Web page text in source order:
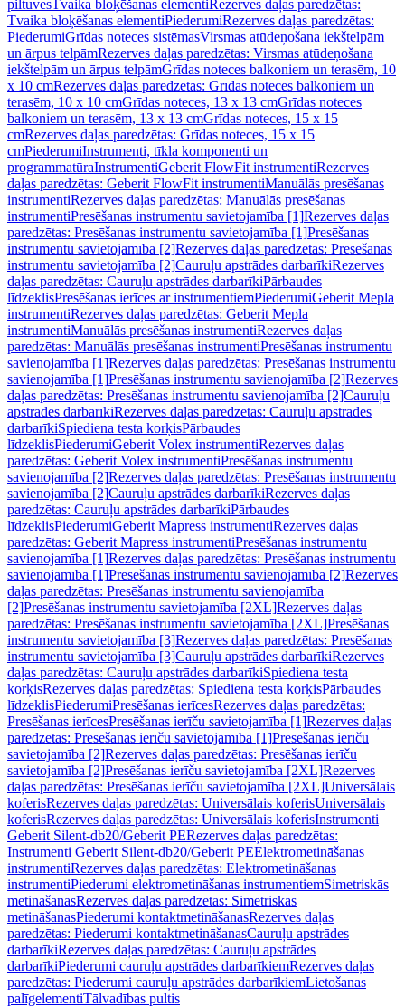
piltuvesTvaika bloķēšanas elementiRezerves daļas paredzētas:
Tvaika bloķēšanas elementiPiederumiRezerves daļas paredzētas:
PiederumiGrīdas noteces sistēmasVirsmas atūdeņošana iekštelpām
un ārpus telpāmRezerves daļas paredzētas: Virsmas atūdeņošana
iekštelpām un ārpus telpāmGrīdas noteces balkoniem un terasēm, 10
x 10 cmRezerves daļas paredzētas: Grīdas noteces balkoniem un
terasēm, 10 x 10 cmGrīdas noteces, 13 x 13 cmGrīdas noteces
balkoniem un terasēm, 13 x 13 cmGrīdas noteces, 15 x 15
cmRezerves daļas paredzētas: Grīdas noteces, 15 x 15
cmPiederumiInstrumenti, tīkla komponenti un
programmatūraInstrumentiGeberit FlowFit instrumentiRezerves
daļas paredzētas: Geberit FlowFit instrumentiManuālās presēšanas
instrumentiRezerves daļas paredzētas: Manuālās presēšanas
instrumentiPresēšanas instrumentu savietojamība [1]Rezerves daļas
paredzētas: Presēšanas instrumentu savietojamība [1]Presēšanas
instrumentu savietojamība [2]Rezerves daļas paredzētas: Presēšanas
instrumentu savietojamība [2]Cauruļu apstrādes darbarīkiRezerves
daļas paredzētas: Cauruļu apstrādes darbarīkiPārbaudes
līdzeklisPresēšanas ierīces ar instrumentiemPiederumiGeberit Mepla
instrumentiRezerves daļas paredzētas: Geberit Mepla
instrumentiManuālās presēšanas instrumentiRezerves daļas
paredzētas: Manuālās presēšanas instrumentiPresēšanas instrumentu
savienojamība [1]Rezerves daļas paredzētas: Presēšanas instrumentu
savienojamība [1]Presēšanas instrumentu savienojamība [2]Rezerves
daļas paredzētas: Presēšanas instrumentu savienojamība [2]Cauruļu
apstrādes darbarīkiRezerves daļas paredzētas: Cauruļu apstrādes
darbarīkiSpiediena testa korķisPārbaudes
līdzeklisPiederumiGeberit Volex instrumentiRezerves daļas
paredzētas: Geberit Volex instrumentiPresēšanas instrumentu
savienojamība [2]Rezerves daļas paredzētas: Presēšanas instrumentu
savienojamība [2]Cauruļu apstrādes darbarīkiRezerves daļas
paredzētas: Cauruļu apstrādes darbarīkiPārbaudes
līdzeklisPiederumiGeberit Mapress instrumentiRezerves daļas
paredzētas: Geberit Mapress instrumentiPresēšanas instrumentu
savienojamība [1]Rezerves daļas paredzētas: Presēšanas instrumentu
savienojamība [1]Presēšanas instrumentu savienojamība [2]Rezerves
daļas paredzētas: Presēšanas instrumentu savienojamība
[2]Presēšanas instrumentu savietojamība [2XL]Rezerves daļas
paredzētas: Presēšanas instrumentu savietojamība [2XL]Presēšanas
instrumentu savietojamība [3]Rezerves daļas paredzētas: Presēšanas
instrumentu savietojamība [3]Cauruļu apstrādes darbarīkiRezerves
daļas paredzētas: Cauruļu apstrādes darbarīkiSpiediena testa
korķisRezerves daļas paredzētas: Spiediena testa korķisPārbaudes
līdzeklisPiederumiPresēšanas ierīcesRezerves daļas paredzētas:
Presēšanas ierīcesPresēšanas ierīču savietojamība [1]Rezerves daļas
paredzētas: Presēšanas ierīču savietojamība [1]Presēšanas ierīču
savietojamība [2]Rezerves daļas paredzētas: Presēšanas ierīču
savietojamība [2]Presēšanas ierīču savietojamība [2XL]Rezerves
daļas paredzētas: Presēšanas ierīču savietojamība [2XL]Universālais
koferisRezerves daļas paredzētas: Universālais koferisUniversālais
koferisRezerves daļas paredzētas: Universālais koferisInstrumenti
Geberit Silent-db20/Geberit PERezerves daļas paredzētas:
Instrumenti Geberit Silent-db20/Geberit PEElektrometināšanas
instrumentiRezerves daļas paredzētas: Elektrometināšanas
instrumentiPiederumi elektrometināšanas instrumentiemSimetriskās
metināšanasRezerves daļas paredzētas: Simetriskās
metināšanasPiederumi kontaktmetināšanasRezerves daļas
paredzētas: Piederumi kontaktmetināšanasCauruļu apstrādes
darbarīkiRezerves daļas paredzētas: Cauruļu apstrādes
darbarīkiPiederumi cauruļu apstrādes darbarīkiemRezerves daļas
paredzētas: Piederumi cauruļu apstrādes darbarīkiemLietošanas
palīgelementiTālvadības pultis